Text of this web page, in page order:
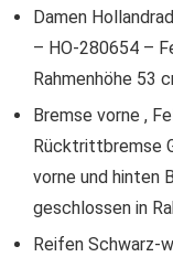
Damen
– HO-280654 –
Rahmenhöhe 53
Bremse vorne ,
Rücktrittbremse
vorne und hinten
geschlossen in
Reifen Schwarz-